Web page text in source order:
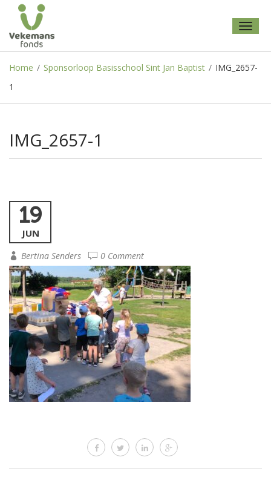
Home / Sponsorloop Basisschool Sint Jan Baptist / IMG_2657-
1
IMG_2657-1
19
JUN
Bertina Senders 0 Comment